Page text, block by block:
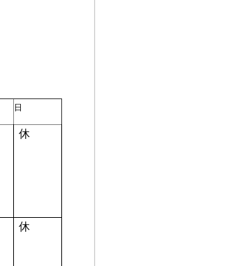
日
休
休